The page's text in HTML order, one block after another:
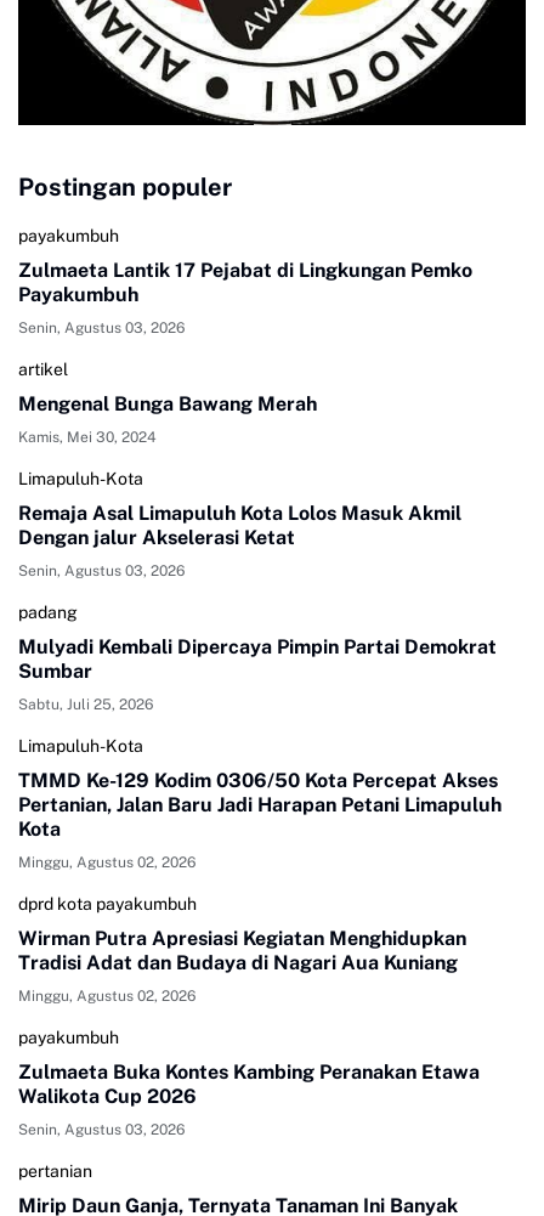
Postingan populer
payakumbuh
Zulmaeta Lantik 17 Pejabat di Lingkungan Pemko
Payakumbuh
Senin, Agustus 03, 2026
artikel
Mengenal Bunga Bawang Merah
Kamis, Mei 30, 2024
Limapuluh-Kota
Remaja Asal Limapuluh Kota Lolos Masuk Akmil
Dengan jalur Akselerasi Ketat
Senin, Agustus 03, 2026
padang
Mulyadi Kembali Dipercaya Pimpin Partai Demokrat
Sumbar
Sabtu, Juli 25, 2026
Limapuluh-Kota
TMMD Ke-129 Kodim 0306/50 Kota Percepat Akses
Pertanian, Jalan Baru Jadi Harapan Petani Limapuluh
Kota
Minggu, Agustus 02, 2026
dprd kota payakumbuh
Wirman Putra Apresiasi Kegiatan Menghidupkan
Tradisi Adat dan Budaya di Nagari Aua Kuniang
Minggu, Agustus 02, 2026
payakumbuh
Zulmaeta Buka Kontes Kambing Peranakan Etawa
Walikota Cup 2026
Senin, Agustus 03, 2026
pertanian
Mirip Daun Ganja, Ternyata Tanaman Ini Banyak